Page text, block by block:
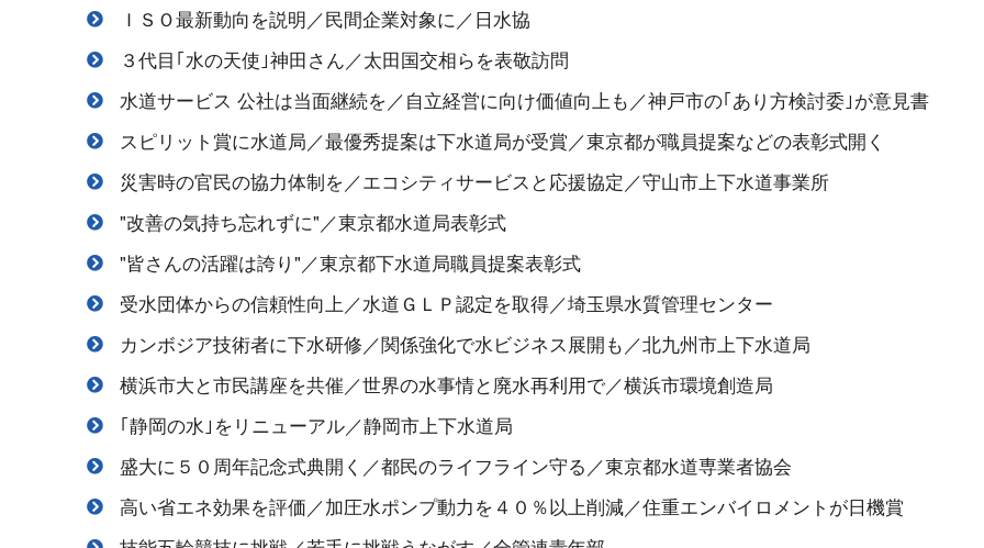
ＩＳＯ最新動向を説明／民間企業対象に／日水協
３代目｢水の天使｣神田さん／太田国交相らを表敬訪問
水道サービス 公社は当面継続を／自立経営に向け価値向上も／神戸市の｢あり方検討委｣が意見書
スピリット賞に水道局／最優秀提案は下水道局が受賞／東京都が職員提案などの表彰式開く
災害時の官民の協力体制を／エコシティサービスと応援協定／守山市上下水道事業所
"改善の気持ち忘れずに"／東京都水道局表彰式
"皆さんの活躍は誇り"／東京都下水道局職員提案表彰式
受水団体からの信頼性向上／水道ＧＬＰ認定を取得／埼玉県水質管理センター
カンボジア技術者に下水研修／関係強化で水ビジネス展開も／北九州市上下水道局
横浜市大と市民講座を共催／世界の水事情と廃水再利用で／横浜市環境創造局
｢静岡の水｣をリニューアル／静岡市上下水道局
盛大に５０周年記念式典開く／都民のライフライン守る／東京都水道専業者協会
高い省エネ効果を評価／加圧水ポンプ動力を４０％以上削減／住重エンバイロメントが日機賞